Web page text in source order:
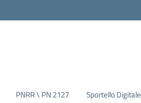
PNRR \ PN 2127 Sportello Digitale